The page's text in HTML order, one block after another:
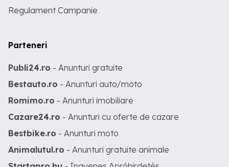
Regulament Campanie
Parteneri
Publi24.ro - Anunturi gratuite
Bestauto.ro - Anunturi auto/moto
Romimo.ro - Anunturi imobiliare
Cazare24.ro - Anunturi cu oferte de cazare
Bestbike.ro - Anunturi moto
Animalutul.ro - Anunturi gratuite animale